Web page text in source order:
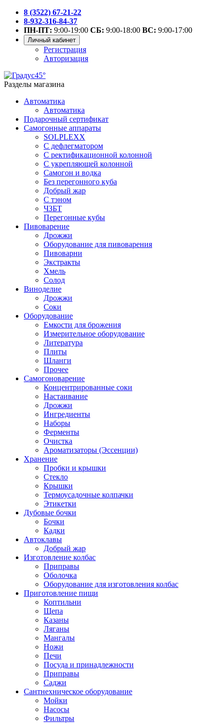
8 (3522) 67-21-22
8-932-316-84-37
ПН-ПТ: 9:00-19:00 СБ: 9:00-18:00 ВС: 9:00-17:00
Личный кабинет
Регистрация
Авторизация
Разделы магазина
Автоматика
Автоматика
Подарочный сертификат
Самогонные аппараты
SOLPLEXX
С дефлегматором
С ректификационной колонной
С укрепляющей колонной
Самогон и водка
Без перегонного куба
Добрый жар
С тэном
ЧЗБТ
Перегонные кубы
Пивоварение
Дрожжи
Оборудование для пивоварения
Пивоварни
Экстракты
Хмель
Солод
Виноделие
Дрожжи
Соки
Оборудование
Емкости для брожения
Измерительное оборудование
Литература
Плиты
Шланги
Прочее
Самогоноварение
Концентрированные соки
Настаивание
Дрожжи
Ингредиенты
Наборы
Ферменты
Очистка
Ароматизаторы (Эссенции)
Хранение
Пробки и крышки
Стекло
Крышки
Термоусадочные колпачки
Этикетки
Дубовые бочки
Бочки
Кадки
Автоклавы
Добрый жар
Изготовление колбас
Приправы
Оболочка
Оборудование для изготовления колбас
Приготовление пищи
Коптильни
Щепа
Казаны
Ляганы
Мангалы
Ножи
Печи
Посуда и принадлежности
Приправы
Саджи
Сантнехническое оборудование
Мойки
Насосы
Фильтры